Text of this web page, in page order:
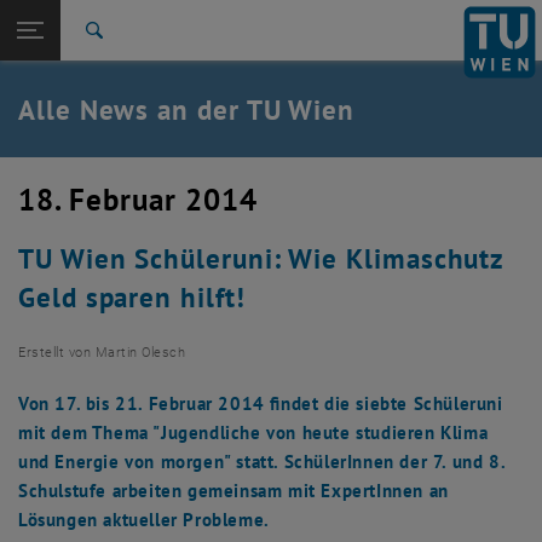
TU Login
Quicklinks
Quicklinks-Menü umschalten
Studium
Karriere
Zurück: Subseiten von TU Wien Startseite auflisten
Zurück zur letzten Ebene:
TU Wien Startseite
Übersicht
Alle News an der TU Wien
18. Februar 2014
TU Wien Schüleruni: Wie Klimaschutz
Geld sparen hilft!
Erstellt von Martin Olesch
Von 17. bis 21. Februar 2014 findet die siebte Schüleruni
mit dem Thema "Jugendliche von heute studieren Klima
und Energie von morgen" statt. SchülerInnen der 7. und 8.
Schulstufe arbeiten gemeinsam mit ExpertInnen an
Lösungen aktueller Probleme.